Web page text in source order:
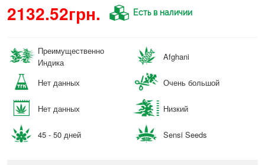
2132.52грн. Есть в наличии
Преимущественно
Индика
Afghani
Нет данных Очень большой
Нет данных Низкий
45 - 50 дней Sensi Seeds